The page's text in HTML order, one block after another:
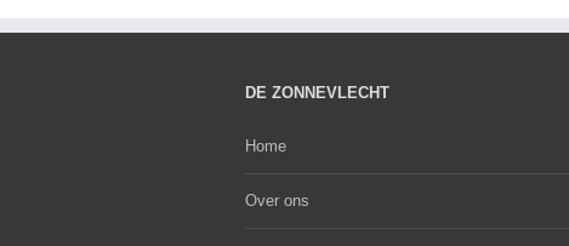
DE ZONNEVLECHT
Home
Over ons